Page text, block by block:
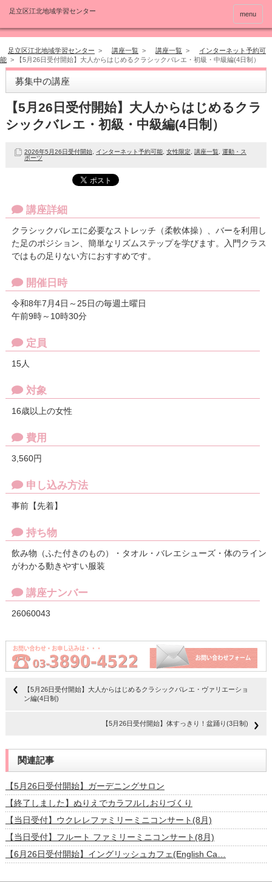
menu
足立区江北地域学習センター > 講座一覧 > 講座一覧 >
インターネット予約可
能 > 【5月26日受付開始】大人からはじめるクラシックバレエ・初級・中級編(4日制）
募集中の講座
【5月26日受付開始】大人からはじめるクラ
シックバレエ・初級・中級編(4日制）
2026年5月26日受付開始, インターネット予約可能, 女性限定 講座一覧, 運動・ス
ポーツ
講座詳細
クラシックバレエに必要なストレッチ（柔軟体操）、バーを利用し
た足のポジション、簡単なリズムステップを学びます。入門クラス
ではもの足りない方におすすめです。
開催日時
令和8年7月4日～25日の毎週土曜日
午前9時～10時30分
定員
15人
対象
16歳以上の女性
費用
3,560円
申し込み方法
事前【先着】
持ち物
飲み物（ふた付きのもの）・タオル・バレエシューズ・体のライン
がわかる動きやすい服装
講座ナンバー
26060043
【5月26日受付開始】大人からはじめるクラシックバレエ・ヴァリエーショ
ン編(4日制)
【5月26日受付開始】体すっきり！盆踊り(3日制)
関連記事
【5月26日受付開始】ガーデニングサロン
【終了しました】ぬりえでカラフルしおりづくり
【当日受付】ウクレレファミリーミニコンサート(8月)
【当日受付】フルート ファミリーミニコンサート(8月)
【6月26日受付開始】イングリッシュカフェ(English Ca…